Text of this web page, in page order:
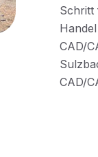
Schritt
CAD/
CAD/